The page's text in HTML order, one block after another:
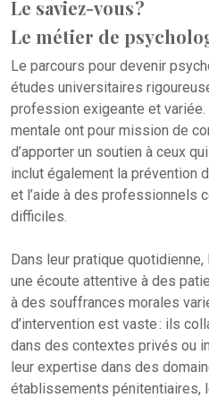
Le saviez-vous ?
Le métier de
Le parcours pour devenir
études universitaires
profession exigeante et
mentale ont pour mission de
d’apporter un soutien à ceux
inclut également la prévention
et l’aide à des professionnels
difficiles.
Dans leur pratique
une écoute attentive à des
à des souffrances morales
d’intervention est vaste : ils
dans des contextes privés ou
leur expertise dans des
établissements pénitentiaires,